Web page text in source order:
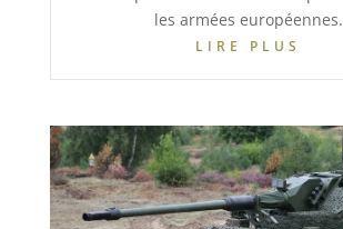
les armées européennes.
LIRE PLUS